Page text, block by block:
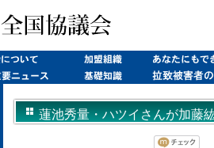
蓮池秀量・ハツイさんが加藤